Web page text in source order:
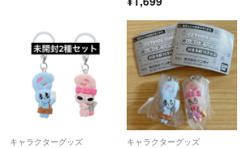
ンク)
キャラクターグッズ キャラクターグッズ